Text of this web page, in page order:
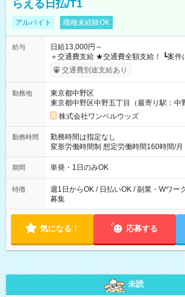
らえる日払/T1
アルバイト 職種未経験OK
給与
日給13,000円～
＋交通費支給 ★交通費全額支給！ ┗案件により規定あり ★日払
いOK！（規定あり） ┗働いたその日に
ンビニATMから 日払い分を引き落とせます！ 【試用期
交通費別途支給あり
勤務地
東京都中野区
東京都中野区中野五丁目（最寄り駅：中
株式会社ワンベルウッズ
勤務時間
勤務時間は指定なし
変形労働時間制 想定労働時間160時間/月 【シフト例】 ・8：00
～21：00
期間 単発・1日のみOK
特徴
週1日からOK / 日払いOK / 副業・Wワー
募集
気になる！ 応募する
未読